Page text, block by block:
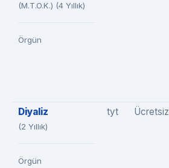
(M.T.O.K.) (4 Yıllık)
Örgün
Diyaliz
(2 Yıllık)
Örgün
tyt Ücretsiz